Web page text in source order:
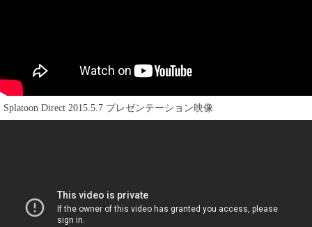
Splatoon Direct 2015.5.7 プレゼンテーション映像